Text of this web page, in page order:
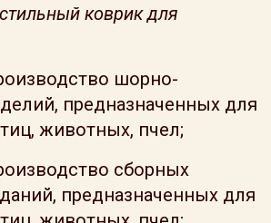
коврик для
шорно-
предназначенных для
животных, пчел;
сборных
предназначенных для